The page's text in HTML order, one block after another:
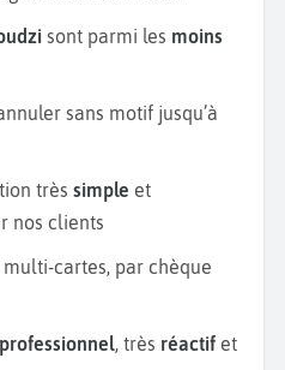
sont parmi les moins
sans motif jusqu’à
très simple et
nos clients
multi-cartes, par chèque
, très réactif et